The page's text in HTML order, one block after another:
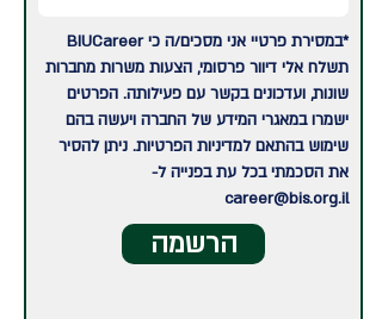
*במסירת פרטיי אני מסכים/ה כי BIUCareer
תשלח אלי דיוור פרסומי, הצעות משרות מחברות
שונות, ועדכונים בקשר עם פעילותה. הפרטים
ישמרו במאגרי המידע של החברה ויעשה בהם
שימוש בהתאם למדיניות הפרטיות. ניתן להסיר
את הסכמתי בכל עת בפנייה ל-
career@bis.org.il
הרשמה